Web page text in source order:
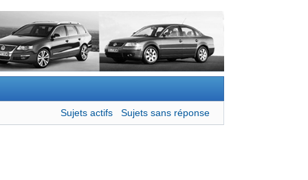
Sujets actifs Sujets sans réponse